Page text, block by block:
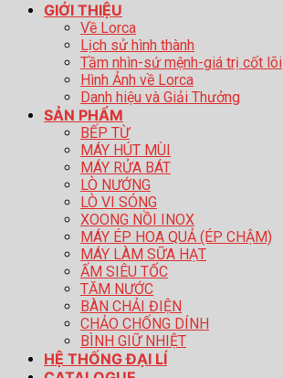
GIỚI THIỆU
Về Lorca
Lịch sử hình thành
Tầm nhìn-sứ mệnh-giá trị cốt lõi
Hình Ảnh về Lorca
Danh hiệu và Giải Thưởng
SẢN PHẨM
BẾP TỪ
MÁY HÚT MÙI
MÁY RỬA BÁT
LÒ NƯỚNG
LÒ VI SÓNG
XOONG NỒI INOX
MÁY ÉP HOA QUẢ (ÉP CHẬM)
MÁY LÀM SỮA HẠT
ẤM SIÊU TỐC
TĂM NƯỚC
BÀN CHẢI ĐIỆN
CHẢO CHỐNG DÍNH
BÌNH GIỮ NHIỆT
HỆ THỐNG ĐẠI LÍ